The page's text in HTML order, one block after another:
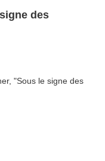
des